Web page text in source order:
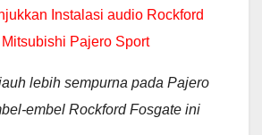
lebih sempurna pada Pajero
embel Rockford Fosgate ini